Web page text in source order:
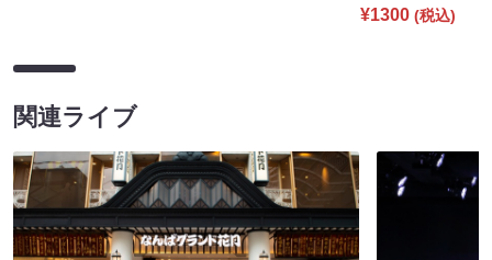
¥1300 (税込)
関連ライブ